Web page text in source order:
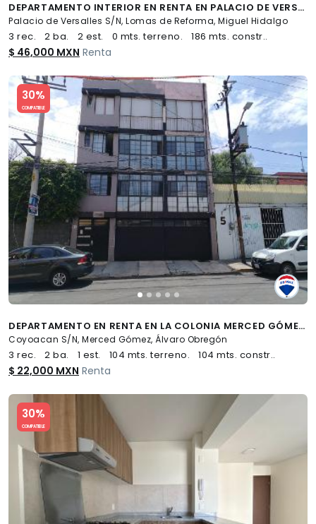
DEPARTAMENTO INTERIOR EN RENTA EN PALACIO DE VERSALLES EN COL. LOMAS DE REFORMA - (34)
Palacio de Versalles S/N, Lomas de Reforma, Miguel Hidalgo
3 rec. 2 ba. 2 est. 0 mts. terreno. 186 mts. constr..
$ 46,000 MXN Renta
30%
COMPATIBLE
Slide 1 of 5
DEPARTAMENTO EN RENTA EN LA COLONIA MERCED GÓMEZ - (34)
Coyoacan S/N, Merced Gómez, Álvaro Obregón
3 rec. 2 ba. 1 est. 104 mts. terreno. 104 mts. constr..
$ 22,000 MXN Renta
30%
COMPATIBLE
Slide 1 of 5